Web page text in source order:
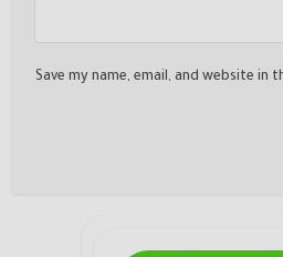
Save my name, email, and website in